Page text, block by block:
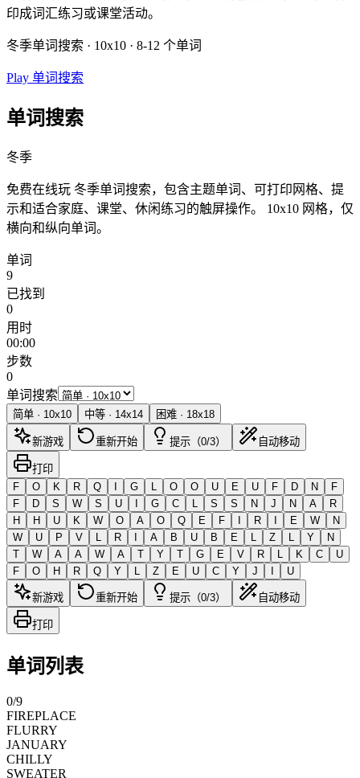
印成词汇练习或课堂活动。
冬季单词搜索 · 10x10 · 8-12 个单词
Play 单词搜索
单词搜索
冬季
免费在线玩 冬季单词搜索，包含主题单词、可打印网格、提
示和适合家庭、课堂、休闲练习的触屏操作。
10x10 网格，仅
横向和纵向单词。
单词
9
已找到
0
用时
00:00
步数
0
单词搜索
简单 · 10x10 中等 · 14x14 困难 · 18x18
新游戏 重新开始 提示（0/3） 自动移动
打印
F
O K R Q I G L O O U E U F D N
F
F
D S W S U I G C L S S N J N A
R
H
H U K W O A O Q E F I R I E W
N
W
U P V L R I A B U B E L Z L Y
N
T
W A A W A T Y T G E V R L K C
U
F
O H R Q Y L Z E U C Y J I U
新游戏 重新开始 提示（0/3） 自动移动
打印
单词列表
0/9
FIREPLACE
FLURRY
JANUARY
CHILLY
SWEATER